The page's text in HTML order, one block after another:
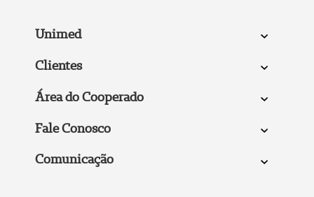
Unimed
Clientes
Área do Cooperado
Fale Conosco
Comunicação